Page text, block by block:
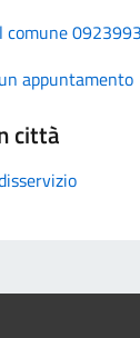
comune
appuntamento
città